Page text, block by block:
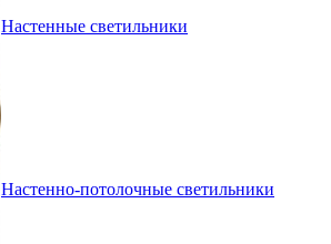
Настенные светильники
Настенно-потолочные светильники